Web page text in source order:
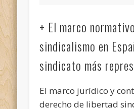
+ El marco
sindicalismo en
sindicato más
El marco jurídico y
derecho de libertad